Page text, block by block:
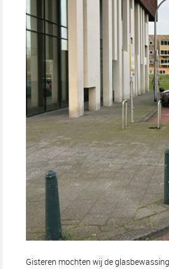
Gisteren mochten wij de